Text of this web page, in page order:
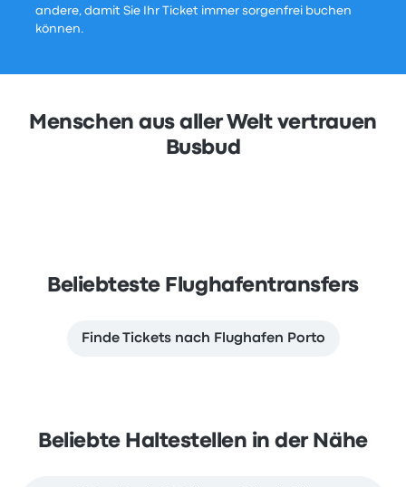
andere, damit Sie Ihr Ticket immer sorgenfrei buchen
können.
Menschen aus aller Welt vertrauen
Busbud
Beliebteste Flughafentransfers
Finde Tickets nach Flughafen Porto
Beliebte Haltestellen in der Nähe